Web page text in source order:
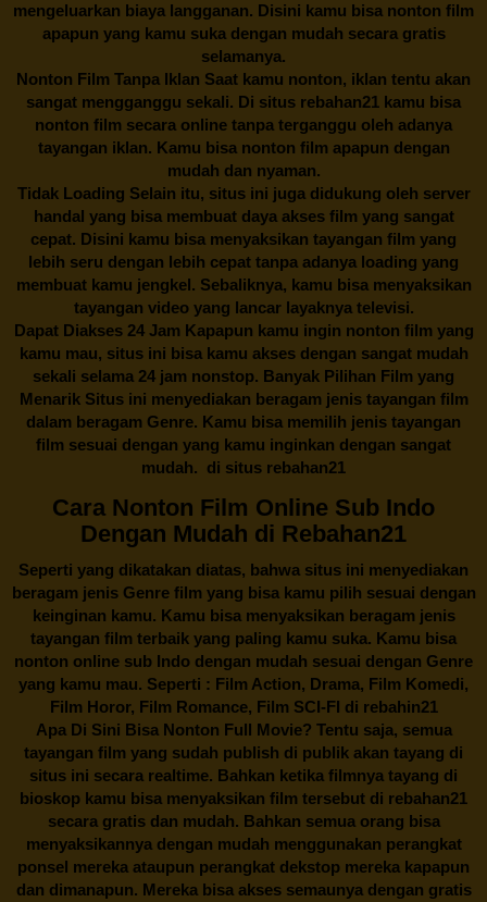
mengeluarkan biaya langganan. Disini kamu bisa nonton film
apapun yang kamu suka dengan mudah secara gratis
selamanya.
Nonton Film Tanpa Iklan Saat kamu nonton, iklan tentu akan
sangat mengganggu sekali. Di situs rebahan21 kamu bisa
nonton film secara online tanpa terganggu oleh adanya
tayangan iklan. Kamu bisa nonton film apapun dengan
mudah dan nyaman.
Tidak Loading Selain itu, situs ini juga didukung oleh server
handal yang bisa membuat daya akses film yang sangat
cepat. Disini kamu bisa menyaksikan tayangan film yang
lebih seru dengan lebih cepat tanpa adanya loading yang
membuat kamu jengkel. Sebaliknya, kamu bisa menyaksikan
tayangan video yang lancar layaknya televisi.
Dapat Diakses 24 Jam Kapapun kamu ingin nonton film yang
kamu mau, situs ini bisa kamu akses dengan sangat mudah
sekali selama 24 jam nonstop. Banyak Pilihan Film yang
Menarik Situs ini menyediakan beragam jenis tayangan film
dalam beragam Genre. Kamu bisa memilih jenis tayangan
film sesuai dengan yang kamu inginkan dengan sangat
mudah. di situs rebahan21
Cara Nonton Film Online Sub Indo
Dengan Mudah di Rebahan21
Seperti yang dikatakan diatas, bahwa situs ini menyediakan
beragam jenis Genre film yang bisa kamu pilih sesuai dengan
keinginan kamu. Kamu bisa menyaksikan beragam jenis
tayangan film terbaik yang paling kamu suka. Kamu bisa
nonton online sub Indo dengan mudah sesuai dengan Genre
yang kamu mau. Seperti : Film Action, Drama, Film Komedi,
Film Horor, Film Romance, Film SCI-FI di rebahin21
Apa Di Sini Bisa Nonton Full Movie? Tentu saja, semua
tayangan film yang sudah publish di publik akan tayang di
situs ini secara realtime. Bahkan ketika filmnya tayang di
bioskop kamu bisa menyaksikan film tersebut di rebahan21
secara gratis dan mudah. Bahkan semua orang bisa
menyaksikannya dengan mudah menggunakan perangkat
ponsel mereka ataupun perangkat dekstop mereka kapapun
dan dimanapun. Mereka bisa akses semaunya dengan gratis